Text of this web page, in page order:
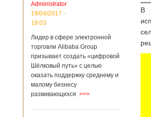
подряд. Объем
торговли между
Германией и
199,3 миллиарда
евро. Как
свидетельствуют
опубликованные
году размер
импорта из Китая
Подробнее...
21/02/2019 - 22:30
Китай и Россия
Administrator
19/04/2017 -
19:03
Лидер в сфере электронной
торговли Alibaba Group
призывает создать «цифровой
Шёлковый путь» с целью
оказать поддержку среднему и
малому бизнесу
развивающихся >>>
В